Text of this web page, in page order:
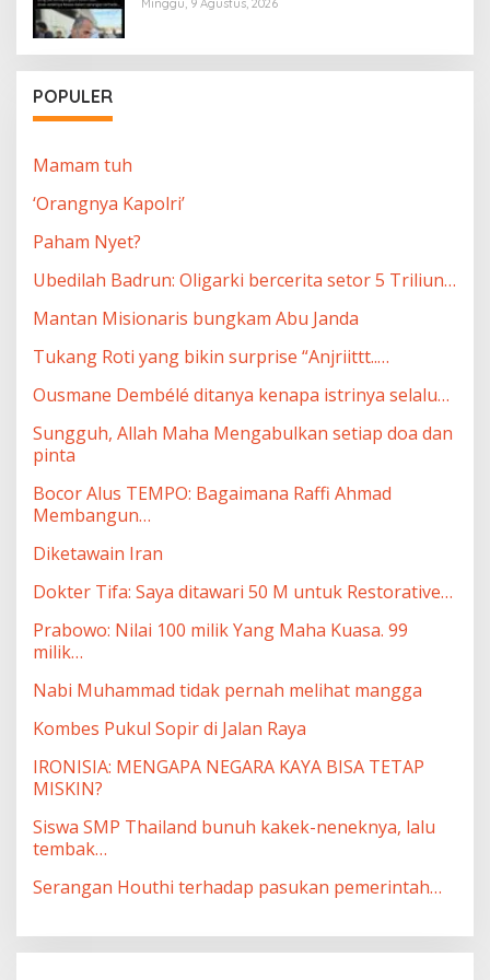
Minggu, 9 Agustus, 2026
POPULER
Mamam tuh
‘Orangnya Kapolri’
Paham Nyet?
Ubedilah Badrun: Oligarki bercerita setor 5 Triliun…
Mantan Misionaris bungkam Abu Janda
Tukang Roti yang bikin surprise “Anjriittt..…
Ousmane Dembélé ditanya kenapa istrinya selalu…
Sungguh, Allah Maha Mengabulkan setiap doa dan
pinta
Bocor Alus TEMPO: Bagaimana Raffi Ahmad
Membangun…
Diketawain Iran
Dokter Tifa: Saya ditawari 50 M untuk Restorative…
Prabowo: Nilai 100 milik Yang Maha Kuasa. 99
milik…
Nabi Muhammad tidak pernah melihat mangga
Kombes Pukul Sopir di Jalan Raya
IRONISIA: MENGAPA NEGARA KAYA BISA TETAP
MISKIN?
Siswa SMP Thailand bunuh kakek-neneknya, lalu
tembak…
Serangan Houthi terhadap pasukan pemerintah…